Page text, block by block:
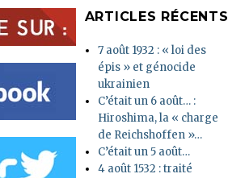
ARTICLES RÉCENTS
7 août 1932 : « loi des
épis » et génocide
ukrainien
C’était un 6 août… :
Hiroshima, la « charge
de Reichshoffen »…
C’était un 5 août…
4 août 1532 : traité